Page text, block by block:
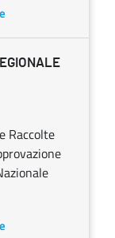
Raccolte